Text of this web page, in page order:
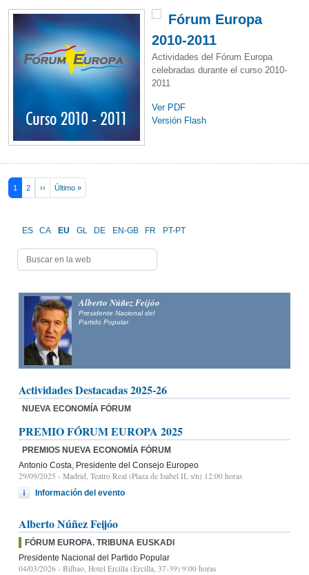
Fórum Europa
2010-2011
Actividades del Fórum Europa
celebradas durante el curso 2010-
2011
Ver PDF
Versión Flash
Pagination
1 2 ››Next page
Último »Last page
ES CA EU GL DE EN-GB FR PT-PT
Alberto Núñez Feijóo
Presidente Nacional del
Partido Popular
Actividades Destacadas 2025-26
NUEVA ECONOMÍA FÓRUM
PREMIO FÓRUM EUROPA 2025
PREMIOS NUEVA ECONOMÍA FÓRUM
Antonio Costa, Presidente del Consejo Europeo
29/09/2025 - Madrid, Teatro Real (Plaza de Isabel II, s/n) 12:00 horas
Información del evento
Alberto Núñez Feijóo
FÓRUM EUROPA. TRIBUNA EUSKADI
Presidente Nacional del Partido Popular
04/03/2026 - Bilbao, Hotel Ercilla (Ercilla, 37-39) 9:00 horas